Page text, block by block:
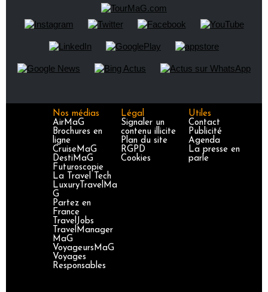
Nos médias
AirMaG
Brochures en
ligne
CruiseMaG
DestiMaG
Futuroscopie
La Travel Tech
LuxuryTravelMa
G
Partez en
France
TravelJobs
TravelManager
MaG
VoyageursMaG
Voyages
Responsables
Légal
Signaler un
contenu illicite
Plan du site
RGPD
Cookies
Utiles
Contact
Publicité
Agenda
La presse en
parle